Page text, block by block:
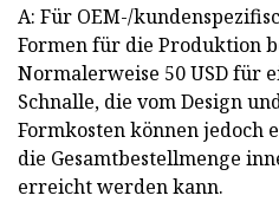
A: Für OEM-/
Formen für die Produktion
Normalerweise 50 USD für
Schnalle, die vom Design
Formkosten können jedoch
die Gesamtbestellmenge
erreicht werden kann.